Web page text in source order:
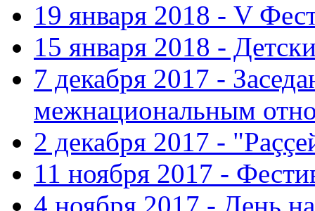
19 января 2018 - V
15 января 2018 -
7 декабря 2017 -
межнациональным
2 декабря 2017 -
11 ноября 2017 -
4 ноября 2017 - День